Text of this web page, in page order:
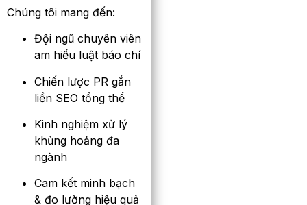
Chúng tôi mang đến:
Đội ngũ chuyên viên
am hiểu luật báo chí
Chiến lược PR gắn
liền SEO tổng thể
Kinh nghiệm xử lý
khủng hoảng đa
ngành
Cam kết minh bạch
& đo lường hiệu quả